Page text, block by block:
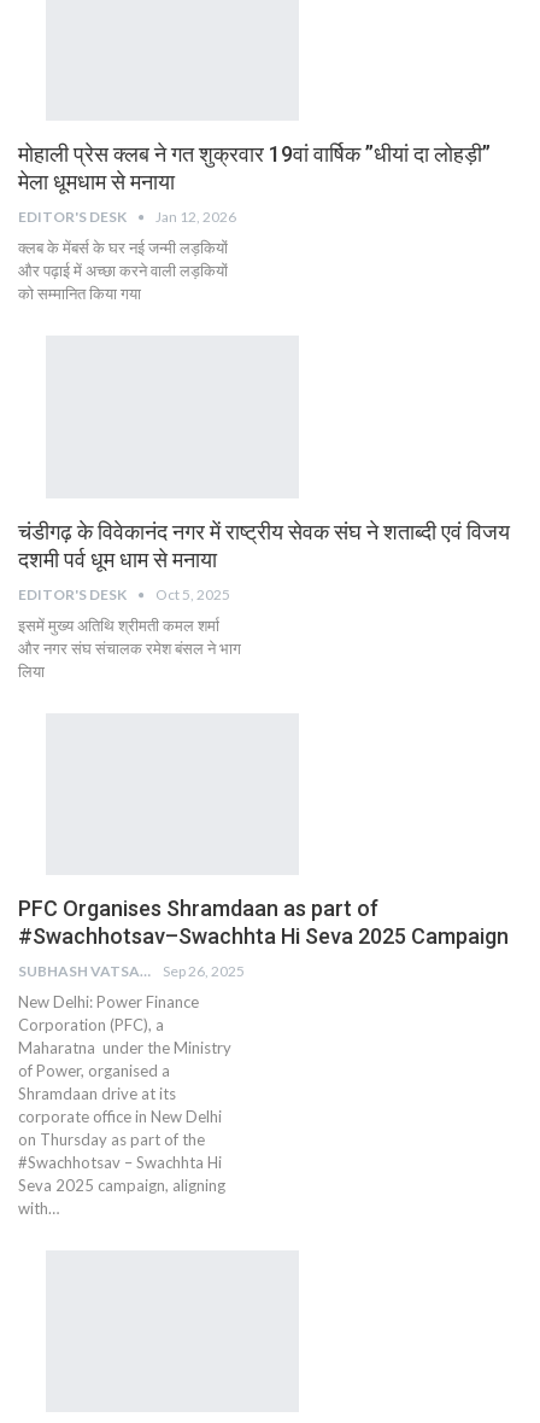
मोहाली प्रेस क्लब ने गत शुक्रवार 19वां वार्षिक ”धीयां दा लोहड़ी”
मेला धूमधाम से मनाया
EDITOR'S DESK Jan 12, 2026
क्लब के मेंबर्स के घर नई जन्मी लड़कियों
और पढ़ाई में अच्छा करने वाली लड़कियों
को सम्मानित किया गया
चंडीगढ़ के विवेकानंद नगर में राष्ट्रीय सेवक संघ ने शताब्दी एवं विजय
दशमी पर्व धूम धाम से मनाया
EDITOR'S DESK Oct 5, 2025
इसमें मुख्य अतिथि श्रीमती कमल शर्मा
और नगर संघ संचालक रमेश बंसल ने भाग
लिया
PFC Organises Shramdaan as part of
#Swachhotsav–Swachhta Hi Seva 2025 Campaign
SUBHASH VATSAIN Sep 26, 2025
New Delhi: Power Finance
Corporation (PFC), a
Maharatna under the Ministry
of Power, organised a
Shramdaan drive at its
corporate office in New Delhi
on Thursday as part of the
#Swachhotsav – Swachhta Hi
Seva 2025 campaign, aligning
with…